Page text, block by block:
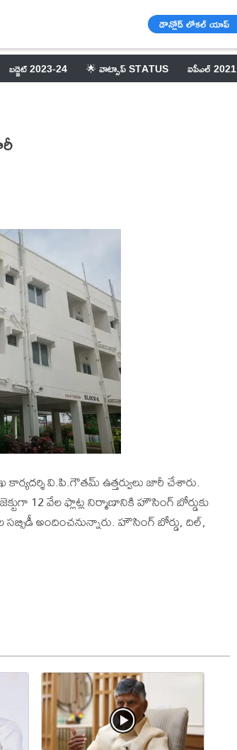
డౌన్లోడ్ లోకల్ యాప్
బడ్జెట్ 2023-24 🌟 వాట్సాప్ STATUS ఐపీఎల్ 2021
వి.పి.గౌతమ్‌ ఉత్తర్వులు జారీ చేశారు.
12 వేల ఫ్లాట్ల నిర్మాణానికి హౌసింగ్ బోర్డుకు
అందించనున్నారు. హౌసింగ్ బోర్డు, దిల్‌,